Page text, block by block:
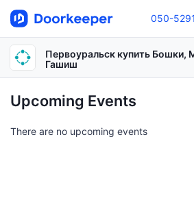
050-
Первоуральск купить Бошки,
Гашиш
Upcoming Events
There are no upcoming events